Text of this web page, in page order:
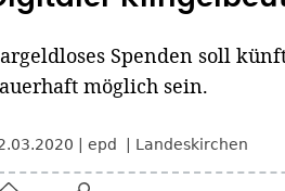
Spenden soll
möglich sein.
epd Landeskirchen